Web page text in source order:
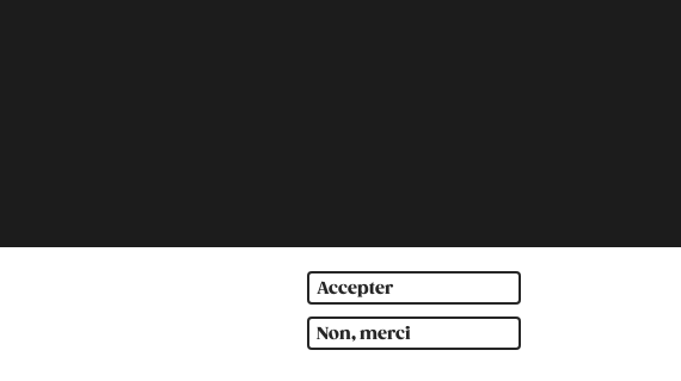
Accepter
Non, merci